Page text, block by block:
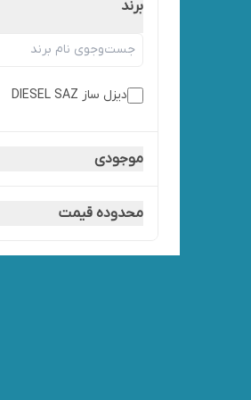
برند
دیزل ساز DIESEL SAZ
موجودی
محدوده قیمت